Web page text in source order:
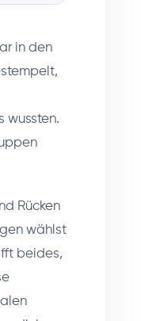
in den
wussten.
Rücken
wählst
beides,